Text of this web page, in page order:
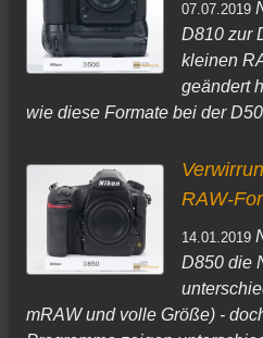
07.07.2019
D810 zur
kleinen
geändert
wie diese Formate bei der
RAW-
14.01.2019
D850 die
mRAW und volle Größe) -